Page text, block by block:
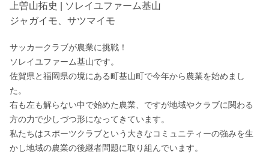
上曽山拓史 | ソレイユファーム基山
ジャガイモ、サツマイモ
サッカークラブが農業に挑戦！
ソレイユファーム基山です。
佐賀県と福岡県の境にある町基山町で今年から農業を始めまし
た。
右も左も解らない中で始めた農業、ですが地域やクラブに関わる
方の力で少しづつ形になってきています。
私たちはスポーツクラブという大きなコミュニティーの強みを生